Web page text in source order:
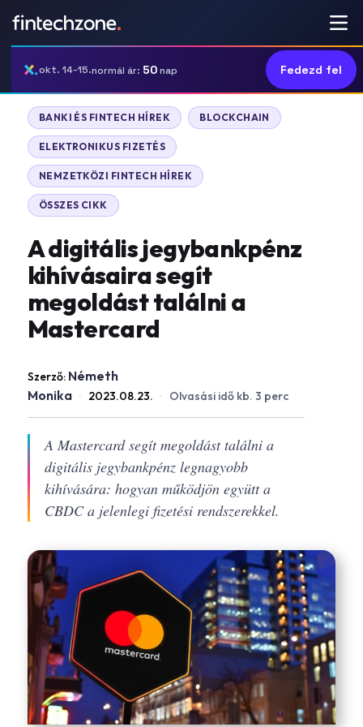
okt. 14-15.normál ár: 50nap Fedezd fel
BANKI ÉS FINTECH HÍREK BLOCKCHAIN
ELEKTRONIKUS FIZETÉS
NEMZETKÖZI FINTECH HÍREK
ÖSSZES CIKK
A digitális jegybankpénz
kihívásaira segít
megoldást találni a
Mastercard
Szerző: Németh
Monika · 2023.08.23. · Olvasási idő kb. 3 perc
A Mastercard segít megoldást találni a
digitális jegybankpénz legnagyobb
kihívására: hogyan működjön együtt a
CBDC a jelenlegi fizetési rendszerekkel.